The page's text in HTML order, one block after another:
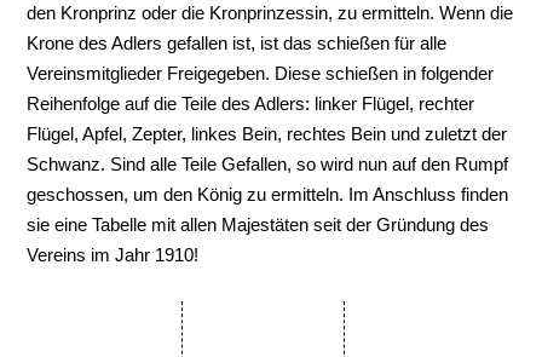
den Kronprinz oder die Kronprinzessin, zu ermitteln. Wenn die
Krone des Adlers gefallen ist, ist das schießen für alle
Vereinsmitglieder Freigegeben. Diese schießen in folgender
Reihenfolge auf die Teile des Adlers: linker Flügel, rechter
Flügel, Apfel, Zepter, linkes Bein, rechtes Bein und zuletzt der
Schwanz. Sind alle Teile Gefallen, so wird nun auf den Rumpf
geschossen, um den König zu ermitteln. Im Anschluss finden
sie eine Tabelle mit allen Majestäten seit der Gründung des
Vereins im Jahr 1910!